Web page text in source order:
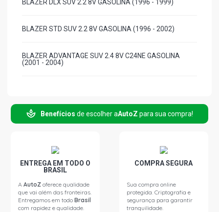
BLAZER DLX SUV 2.2 8V GASOLINA (1996 - 1999)
BLAZER STD SUV 2.2 8V GASOLINA (1996 - 2002)
BLAZER ADVANTAGE SUV 2.4 8V C24NE GASOLINA
(2001 - 2004)
BLAZER TORNADO SUV 2.4 8V C24NE GASOLINA (2005 -
2007)
BLAZER ADVANTAGE SUV 2.4 8V FLEXPOWER FLEX
BLAZER COLINA SUV 2.4 8V FLEXPOWER FLEX (2005 -
2009)
Benefícios de escolher aAutoZ para sua compra!
ENTREGA EM TODO O
BRASIL
AAutoZ oferece qualidade
que vai além das fronteiras.
Entregamos em todoBrasil
com rapidez e qualidade.
COMPRA SEGURA
Sua compra online
protegida. Criptografia e
segurança para garantir
tranquilidade.